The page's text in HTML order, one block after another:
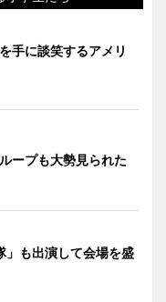
手に談笑するアメリ
ープも大勢見られた
」も出演して会場を盛